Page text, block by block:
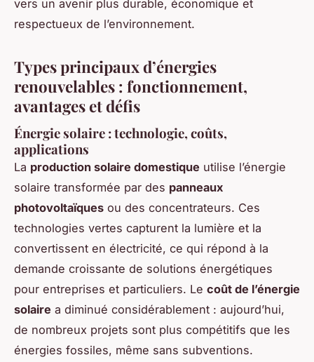
vers un avenir plus durable, économique et
respectueux de l’environnement.
Types principaux d’énergies
renouvelables : fonctionnement,
avantages et défis
Énergie solaire : technologie, coûts,
applications
La production solaire domestique utilise l’énergie
solaire transformée par des panneaux
photovoltaïques ou des concentrateurs. Ces
technologies vertes capturent la lumière et la
convertissent en électricité, ce qui répond à la
demande croissante de solutions énergétiques
pour entreprises et particuliers. Le coût de l’énergie
solaire a diminué considérablement : aujourd’hui,
de nombreux projets sont plus compétitifs que les
énergies fossiles, même sans subventions.